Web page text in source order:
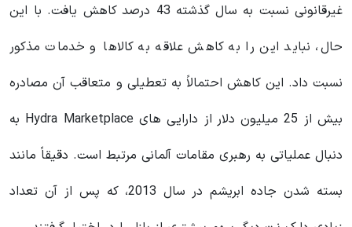
غیرقانونی نسبت به سال گذشته 43 درصد کاهش یافت. با این
حال، نباید این را به کاهش علاقه به کالاها و خدمات مذکور
نسبت داد. این کاهش احتمالاً به تعطیلی و متعاقب آن مصادره
بیش از 25 میلیون دلار از دارایی های Hydra Marketplace به
دنبال عملیاتی به رهبری مقامات آلمانی مرتبط است. دقیقاً مانند
بسته شدن جاده ابریشم در سال 2013، که پس از آن تعداد